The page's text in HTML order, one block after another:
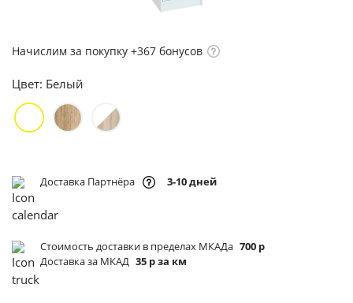
Начислим за покупку +367 бонусов
Цвет: Белый
Доставка Партнёра 3-10 дней
Стоимость доставки в пределах МКАДа 700 р
Доставка за МКАД 35 р за км